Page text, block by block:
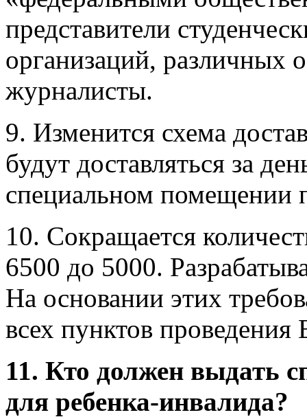
представители
организаций, различных
журналисты.
9. Изменится схема
будут доставляться за
специальном помещении
10. Сокращается
6500 до 5000.
На основании этих
всех пунктов
11. Кто должен выдать
для ребенка-инвалида?